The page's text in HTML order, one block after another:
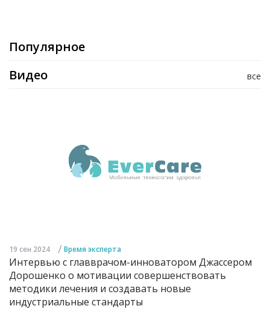
Популярное
все
Видео
19 сен 2024 / Время эксперта
Интервью с главврачом-инноватором Джассером
Дорошенко о мотивации совершенствовать
методики лечения и создавать новые
индустриальные стандарты